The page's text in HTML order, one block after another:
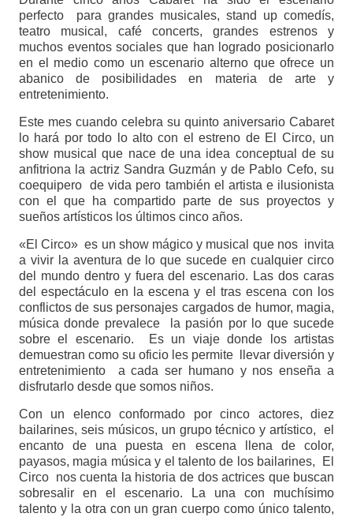
perfecto para grandes musicales, stand up comedís,
teatro musical, café concerts, grandes estrenos y
muchos eventos sociales que han logrado posicionarlo
en el medio como un escenario alterno que ofrece un
abanico de posibilidades en materia de arte y
entretenimiento.
Este mes cuando celebra su quinto aniversario Cabaret
lo hará por todo lo alto con el estreno de El Circo, un
show musical que nace de una idea conceptual de su
anfitriona la actriz Sandra Guzmán y de Pablo Cefo, su
coequipero de vida pero también el artista e ilusionista
con el que ha compartido parte de sus proyectos y
sueños artísticos los últimos cinco años.
«El Circo» es un show mágico y musical que nos invita
a vivir la aventura de lo que sucede en cualquier circo
del mundo dentro y fuera del escenario. Las dos caras
del espectáculo en la escena y el tras escena con los
conflictos de sus personajes cargados de humor, magia,
música donde prevalece la pasión por lo que sucede
sobre el escenario. Es un viaje donde los artistas
demuestran como su oficio les permite llevar diversión y
entretenimiento a cada ser humano y nos enseña a
disfrutarlo desde que somos niños.
Con un elenco conformado por cinco actores, diez
bailarines, seis músicos, un grupo técnico y artístico, el
encanto de una puesta en escena llena de color,
payasos, magia música y el talento de los bailarines, El
Circo nos cuenta la historia de dos actrices que buscan
sobresalir en el escenario. La una con muchísimo
talento y la otra con un gran cuerpo como único talento,